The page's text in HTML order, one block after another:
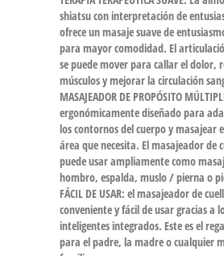
shiatsu con interpretación de
ofrece un masaje suave de
para mayor comodidad. El
se puede mover para callar el dolor,
músculos y mejorar la circulación
MASAJEADOR DE PROPÓSITO
ergonómicamente diseñado para
los contornos del cuerpo y masajear
área que necesita. El masajeador de
puede usar ampliamente como
hombro, espalda, muslo / pierna o
FÁCIL DE USAR: el masajeador de
conveniente y fácil de usar gracias a
inteligentes integrados. Este es el
para el padre, la madre o cualquier